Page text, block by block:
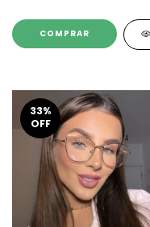
COMPRAR
33%
OFF